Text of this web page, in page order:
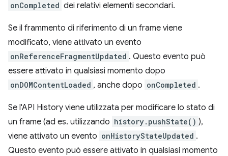
onCompleted dei relativi elementi secondari.
Se il frammento di riferimento di un frame viene
modificato, viene attivato un evento
onReferenceFragmentUpdated . Questo evento può
essere attivato in qualsiasi momento dopo
onDOMContentLoaded , anche dopo onCompleted .
Se l'API History viene utilizzata per modificare lo stato di
un frame (ad es. utilizzando history.pushState() ),
viene attivato un evento onHistoryStateUpdated .
Questo evento può essere attivato in qualsiasi momento